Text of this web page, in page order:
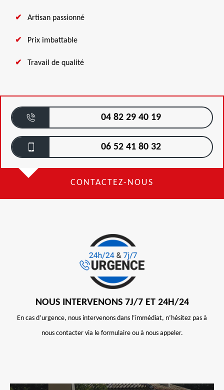
Artisan passionné
Prix imbattable
Travail de qualité
04 82 29 40 19
06 52 41 80 32
CONTACTEZ-NOUS
NOUS INTERVENONS 7J/7 ET 24H/24
En cas d’urgence, nous intervenons dans l’immédiat, n’hésitez pas à
nous contacter via le formulaire ou à nous appeler.